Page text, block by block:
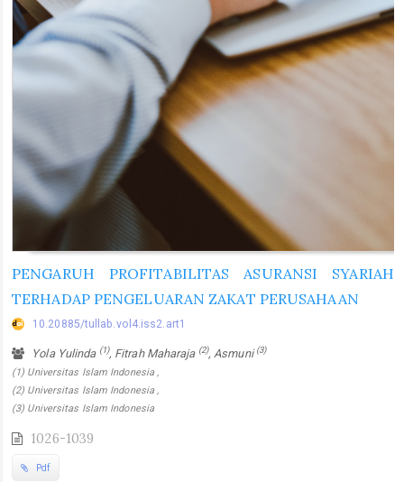
PENGARUH PROFITABILITAS ASURANSI SYARIAH
TERHADAP PENGELUARAN ZAKAT PERUSAHAAN
10.20885/tullab.vol4.iss2.art1
Yola Yulinda (1), Fitrah Maharaja (2), Asmuni(3)
(1) Universitas Islam Indonesia ,
(2) Universitas Islam Indonesia ,
(3) Universitas Islam Indonesia
1026-1039
Pdf